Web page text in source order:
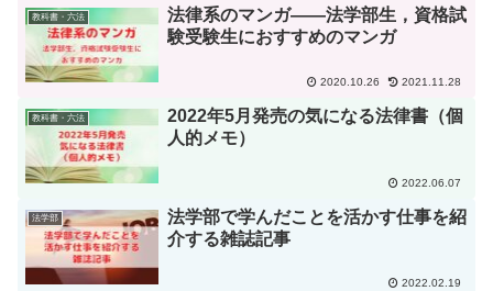
教科書・六法
法律系のマンガ――法学部生，資格試
験受験生におすすめのマンガ
2020.10.26 2021.11.28
教科書・六法
2022年5月発売の気になる法律書（個
人的メモ）
2022.06.07
法学部
法学部で学んだことを活かす仕事を紹
介する雑誌記事
2022.02.19